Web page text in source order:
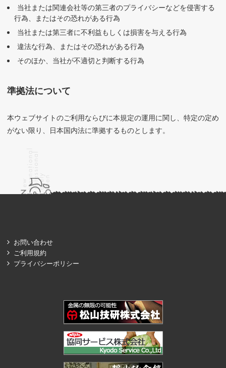
当社または関連会社等の第三者のプライバシーなどを侵害する
行為、またはその恐れがある行為
当社または第三者に不利益もしくは損害を与える行為
違法な行為、またはその恐れがある行為
そのほか、当社が不適切と判断する行為
準拠法について
本ウェブサイトのご利用ならびに本規定の運用に関し、特定の定め
がない限り、日本国内法に準拠するものとします。
お問い合わせ
ご利用規約
プライバシーポリシー